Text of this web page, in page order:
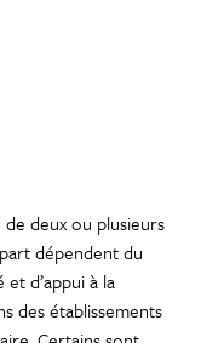
deux ou plusieurs
dépendent du
d’appui à la
des établissements